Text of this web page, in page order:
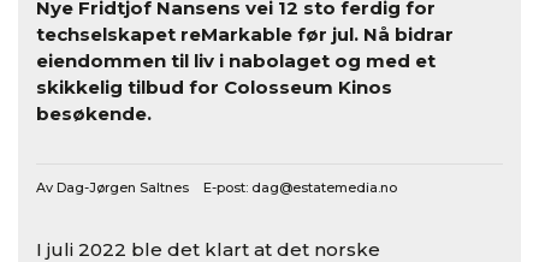
Nye Fridtjof Nansens vei 12 sto ferdig for
techselskapet reMarkable før jul. Nå bidrar
eiendommen til liv i nabolaget og med et
skikkelig tilbud for Colosseum Kinos
besøkende.
Av Dag-Jørgen Saltnes E-post: dag@estatemedia.no
I juli 2022 ble det klart at det norske